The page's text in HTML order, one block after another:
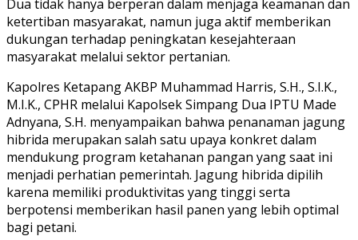
Dua tidak hanya berperan dalam menjaga keamanan dan
ketertiban masyarakat, namun juga aktif memberikan
dukungan terhadap peningkatan kesejahteraan
masyarakat melalui sektor pertanian.
Kapolres Ketapang AKBP Muhammad Harris, S.H., S.I.K.,
M.I.K., CPHR melalui Kapolsek Simpang Dua IPTU Made
Adnyana, S.H. menyampaikan bahwa penanaman jagung
hibrida merupakan salah satu upaya konkret dalam
mendukung program ketahanan pangan yang saat ini
menjadi perhatian pemerintah. Jagung hibrida dipilih
karena memiliki produktivitas yang tinggi serta
berpotensi memberikan hasil panen yang lebih optimal
bagi petani.